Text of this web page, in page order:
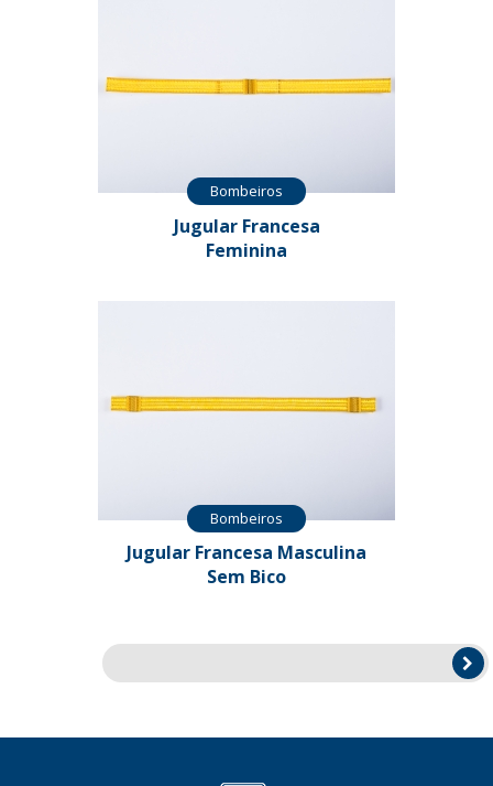
Bombeiros
Jugular Francesa
Feminina
Bombeiros
Jugular Francesa Masculina
Sem Bico